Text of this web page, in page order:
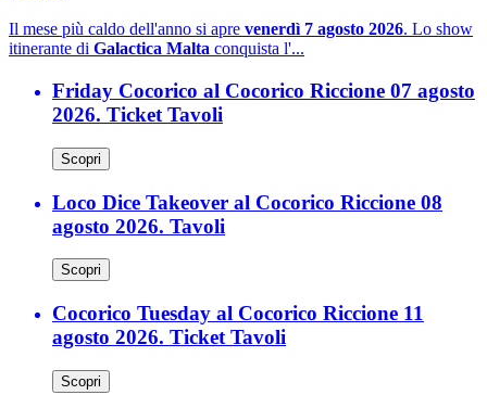
Il mese più caldo dell'anno si apre venerdì 7 agosto 2026. Lo show
itinerante di Galactica Malta conquista l'...
Friday Cocorico al Cocorico Riccione 07 agosto
2026. Ticket Tavoli
Scopri
Loco Dice Takeover al Cocorico Riccione 08
agosto 2026. Tavoli
Scopri
Cocorico Tuesday al Cocorico Riccione 11
agosto 2026. Ticket Tavoli
Scopri